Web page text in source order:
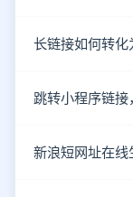
长链接如何转
跳转小程序链
新浪短网址在线